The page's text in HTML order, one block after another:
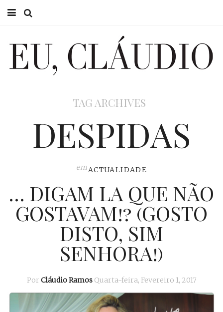
EU CLÁUDIO
TAG ARCHIVES
DESPIDAS
emACTUALIDADE
… DIGAM LA QUE NÃO
GOSTAVAM!? (GOSTO
DISTO, SIM
SENHORA!)
Por Cláudio Ramos Quarta-feira, Fevereiro 1, 2017